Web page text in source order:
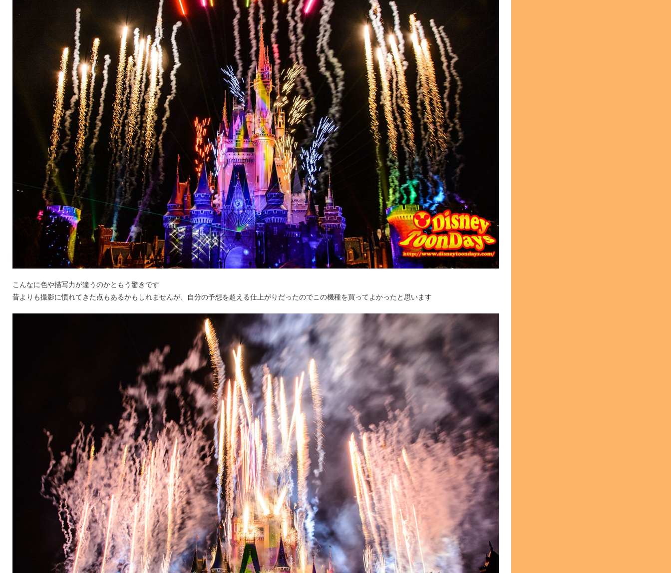
こんなに色や描写力が違うのかともう驚きです
昔よりも撮影に慣れてきた点もあるかもしれませんが、自分の予想を超える仕上がりだったのでこの機種を買ってよかったと思います